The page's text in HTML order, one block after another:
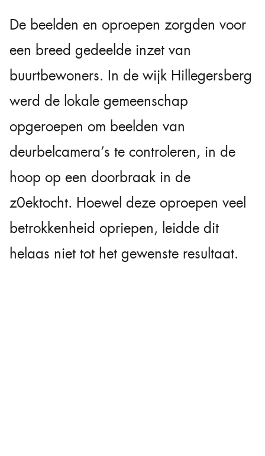
De beelden en oproepen zorgden voor
een breed gedeelde inzet van
buurtbewoners. In de wijk Hillegersberg
werd de lokale gemeenschap
opgeroepen om beelden van
deurbelcamera’s te controleren, in de
hoop op een doorbraak in de
z0ektocht. Hoewel deze oproepen veel
betrokkenheid opriepen, leidde dit
helaas niet tot het gewenste resultaat.